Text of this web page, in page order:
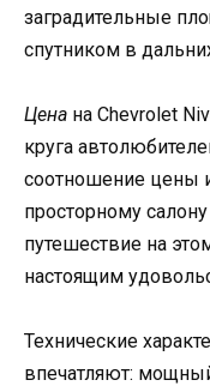
заградительные
спутником в
Цена на Chevrolet
круга
соотношение цены
просторному
путешествие на
настоящим
Технические
впечатляют: